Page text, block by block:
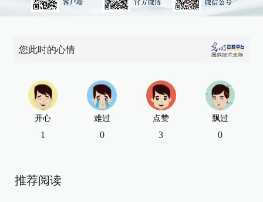
您此时的心情
开心
1
难过
0
点赞
3
飘过
0
推荐阅读